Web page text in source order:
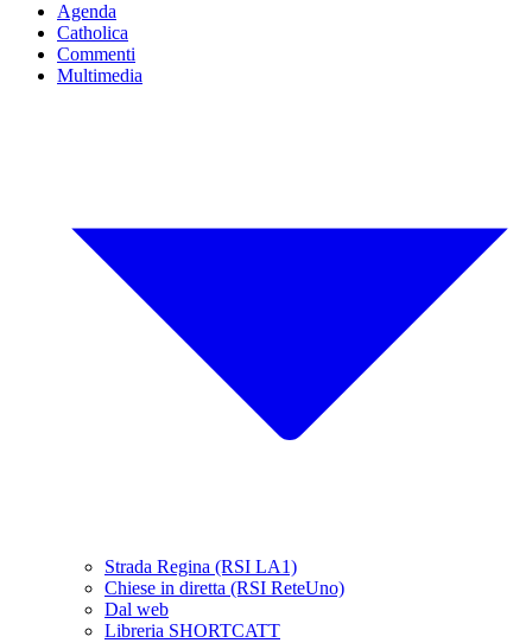
Agenda
Catholica
Commenti
Multimedia
Strada Regina (RSI LA1)
Chiese in diretta (RSI ReteUno)
Dal web
Libreria SHORTCATT